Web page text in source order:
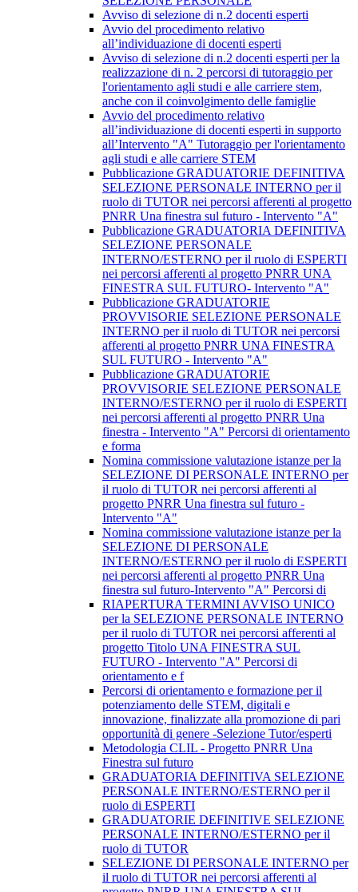
Avviso di selezione di n.2 docenti esperti
Avvio del procedimento relativo
all’individuazione di docenti esperti
Avviso di selezione di n.2 docenti esperti per la
realizzazione di n. 2 percorsi di tutoraggio per
l'orientamento agli studi e alle carriere stem,
anche con il coinvolgimento delle famiglie
Avvio del procedimento relativo
all’individuazione di docenti esperti in supporto
all’Intervento "A" Tutoraggio per l'orientamento
agli studi e alle carriere STEM
Pubblicazione GRADUATORIE DEFINITIVA
SELEZIONE PERSONALE INTERNO per il
ruolo di TUTOR nei percorsi afferenti al progetto
PNRR Una finestra sul futuro - Intervento "A"
Pubblicazione GRADUATORIA DEFINITIVA
SELEZIONE PERSONALE
INTERNO/ESTERNO per il ruolo di ESPERTI
nei percorsi afferenti al progetto PNRR UNA
FINESTRA SUL FUTURO- Intervento "A"
Pubblicazione GRADUATORIE
PROVVISORIE SELEZIONE PERSONALE
INTERNO per il ruolo di TUTOR nei percorsi
afferenti al progetto PNRR UNA FINESTRA
SUL FUTURO - Intervento "A"
Pubblicazione GRADUATORIE
PROVVISORIE SELEZIONE PERSONALE
INTERNO/ESTERNO per il ruolo di ESPERTI
nei percorsi afferenti al progetto PNRR Una
finestra - Intervento "A" Percorsi di orientamento
e forma
Nomina commissione valutazione istanze per la
SELEZIONE DI PERSONALE INTERNO per
il ruolo di TUTOR nei percorsi afferenti al
progetto PNRR Una finestra sul futuro -
Intervento "A"
Nomina commissione valutazione istanze per la
SELEZIONE DI PERSONALE
INTERNO/ESTERNO per il ruolo di ESPERTI
nei percorsi afferenti al progetto PNRR Una
finestra sul futuro-Intervento "A" Percorsi di
RIAPERTURA TERMINI AVVISO UNICO
per la SELEZIONE PERSONALE INTERNO
per il ruolo di TUTOR nei percorsi afferenti al
progetto Titolo UNA FINESTRA SUL
FUTURO - Intervento "A" Percorsi di
orientamento e f
Percorsi di orientamento e formazione per il
potenziamento delle STEM, digitali e
innovazione, finalizzate alla promozione di pari
opportunità di genere -Selezione Tutor/esperti
Metodologia CLIL - Progetto PNRR Una
Finestra sul futuro
GRADUATORIA DEFINITIVA SELEZIONE
PERSONALE INTERNO/ESTERNO per il
ruolo di ESPERTI
GRADUATORIE DEFINITIVE SELEZIONE
PERSONALE INTERNO/ESTERNO per il
ruolo di TUTOR
SELEZIONE DI PERSONALE INTERNO per
il ruolo di TUTOR nei percorsi afferenti al